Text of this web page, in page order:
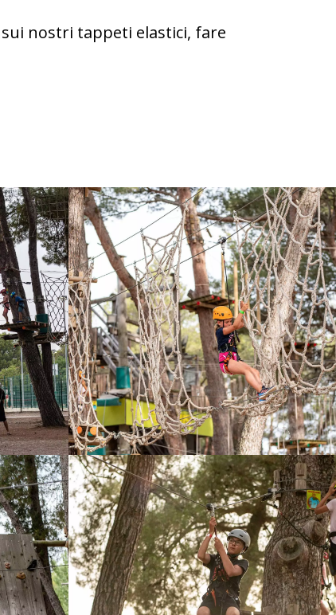
nostri tappeti elastici, fare